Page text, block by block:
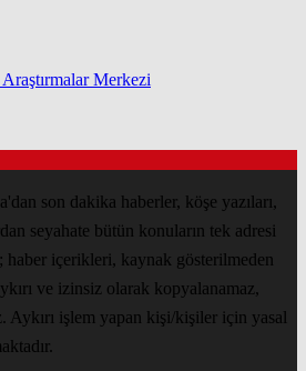
Merkezi
son dakika haberler, köşe yazıları,
seyahate bütün konuların tek adresi
haber içerikleri, kaynak gösterilmeden
ve izinsiz olarak kopyalanamaz,
Aykırı işlem yapan kişi/kişiler için yasal